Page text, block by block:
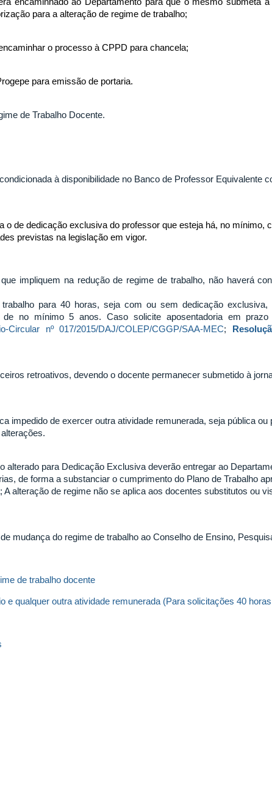
para a alteração de regime de trabalho;
o processo à CPPD para chancela;
para emissão de portaria.
de Trabalho Docente.
à disponibilidade no Banco de Professor Equivalente
o de dedicação exclusiva do professor que esteja há, no mínimo,
previstas na legislação em vigor.
impliquem na redução de regime de trabalho, não haverá
para 40 horas, seja com ou sem dedicação exclusiva,
no mínimo 5 anos. Caso solicite aposentadoria em prazo
Circular nº 017/2015/DAJ/COLEP/CGGP/SAA-MEC;
retroativos, devendo o docente permanecer submetido à
impedido de exercer outra atividade remunerada, seja pública ou
alterado para Dedicação Exclusiva deverão entregar ao
de forma a substanciar o cumprimento do Plano de Trabalho
alteração de regime não se aplica aos docentes substitutos ou
mudança do regime de trabalho ao Conselho de Ensino,
de trabalho docente
e qualquer outra atividade remunerada (Para solicitações 40